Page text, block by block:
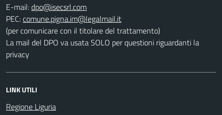
E-mail:
PEC:
(per comunicare con il titolare del trattamento)
La mail del DPO va usata SOLO per questioni riguardanti la
privacy
LINK UTILI
Regione Liguria